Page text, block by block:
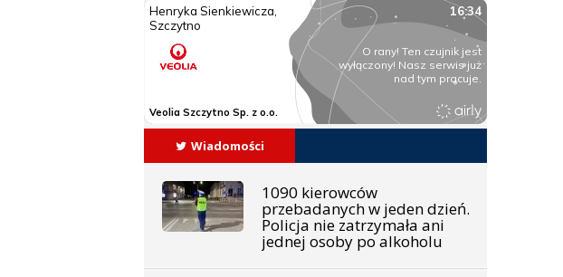
Wiadomości
1090 kierowców
przebadanych w jeden dzień.
Policja nie zatrzymała ani
jednej osoby po alkoholu